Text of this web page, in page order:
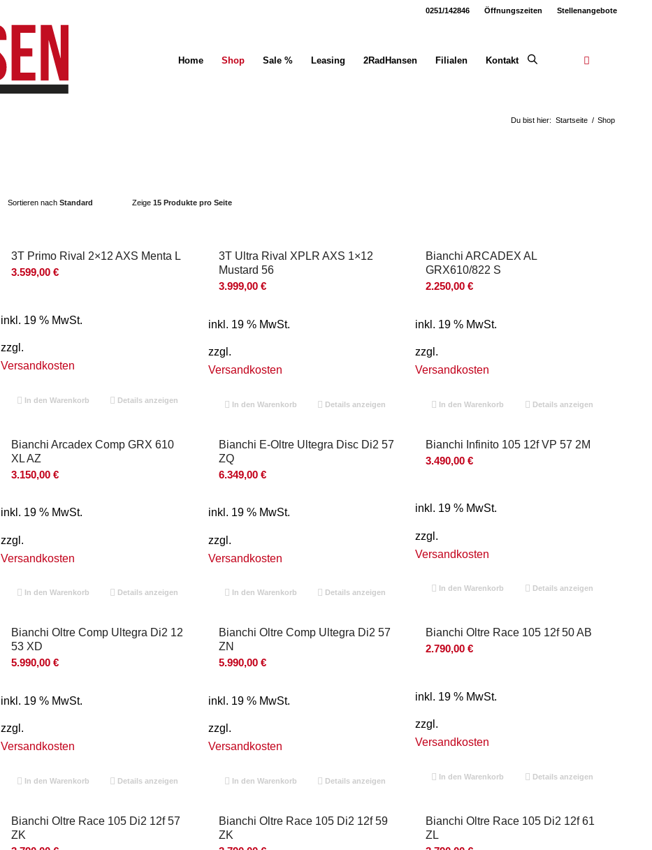
0251/142846 Öffnungszeiten Stellenangebote
Home Shop Sale % Leasing 2RadHansen Filialen Kontakt
Du bist hier: Startseite / Shop
Sortieren nach Standard Zeige 15 Produkte pro Seite
3T Primo Rival 2×12 AXS Menta L
3.599,00 €
inkl. 19 % MwSt.
zzgl.
Versandkosten
In den Warenkorb Details anzeigen
3T Ultra Rival XPLR AXS 1×12
Mustard 56
3.999,00 €
inkl. 19 % MwSt.
zzgl.
Versandkosten
In den Warenkorb Details anzeigen
Bianchi ARCADEX AL
GRX610/822 S
2.250,00€
inkl. 19 % MwSt.
zzgl.
Versandkosten
In den Warenkorb Details anzeigen
Bianchi Arcadex Comp GRX 610
XL AZ
3.150,00 €
inkl. 19 % MwSt.
zzgl.
Versandkosten
In den Warenkorb Details anzeigen
Bianchi E-Oltre Ultegra Disc Di2 57
ZQ
6.349,00 €
inkl. 19 % MwSt.
zzgl.
Versandkosten
In den Warenkorb Details anzeigen
Bianchi Infinito 105 12f VP 57 2M
3.490,00€
inkl. 19 % MwSt.
zzgl.
Versandkosten
In den Warenkorb Details anzeigen
Bianchi Oltre Comp Ultegra Di2 12
53 XD
5.990,00 €
inkl. 19 % MwSt.
zzgl.
Versandkosten
In den Warenkorb Details anzeigen
Bianchi Oltre Comp Ultegra Di2 57
ZN
5.990,00 €
inkl. 19 % MwSt.
zzgl.
Versandkosten
In den Warenkorb Details anzeigen
Bianchi Oltre Race 105 12f 50 AB
2.790,00€
inkl. 19 % MwSt.
zzgl.
Versandkosten
In den Warenkorb Details anzeigen
Bianchi Oltre Race 105 Di2 12f 57
ZK
Bianchi Oltre Race 105 Di2 12f 59
ZK
Bianchi Oltre Race 105 Di2 12f 61
ZL